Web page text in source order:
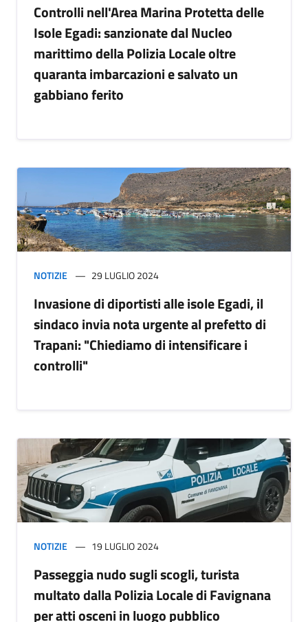
Controlli nell'Area Marina Protetta delle
Isole Egadi: sanzionate dal Nucleo
marittimo della Polizia Locale oltre
quaranta imbarcazioni e salvato un
gabbiano ferito
NOTIZIE 29 LUGLIO 2024
Invasione di diportisti alle isole Egadi, il
sindaco invia nota urgente al prefetto di
Trapani: "Chiediamo di intensificare i
controlli"
NOTIZIE 19 LUGLIO 2024
Passeggia nudo sugli scogli, turista
multato dalla Polizia Locale di Favignana
per atti osceni in luogo pubblico